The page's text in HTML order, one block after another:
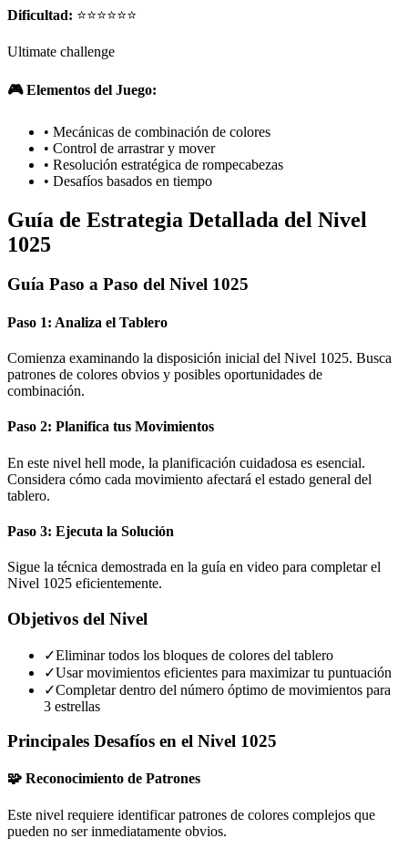
Dificultad: ⭐⭐⭐⭐⭐⭐
Ultimate challenge
🎮 Elementos del Juego:
• Mecánicas de combinación de colores
• Control de arrastrar y mover
• Resolución estratégica de rompecabezas
• Desafíos basados en tiempo
Guía de Estrategia Detallada del Nivel
1025
Guía Paso a Paso del Nivel 1025
Paso 1: Analiza el Tablero
Comienza examinando la disposición inicial del Nivel 1025. Busca
patrones de colores obvios y posibles oportunidades de
combinación.
Paso 2: Planifica tus Movimientos
En este nivel hell mode, la planificación cuidadosa es esencial.
Considera cómo cada movimiento afectará el estado general del
tablero.
Paso 3: Ejecuta la Solución
Sigue la técnica demostrada en la guía en video para completar el
Nivel 1025 eficientemente.
Objetivos del Nivel
✓Eliminar todos los bloques de colores del tablero
✓Usar movimientos eficientes para maximizar tu puntuación
✓Completar dentro del número óptimo de movimientos para
3 estrellas
Principales Desafíos en el Nivel 1025
🧩 Reconocimiento de Patrones
Este nivel requiere identificar patrones de colores complejos que
pueden no ser inmediatamente obvios.